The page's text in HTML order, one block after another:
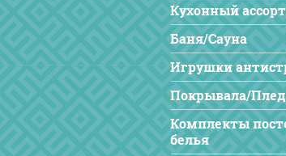
Кухонный
Баня/Сауна
Игрушки
Покрывала/
Комплекты
белья